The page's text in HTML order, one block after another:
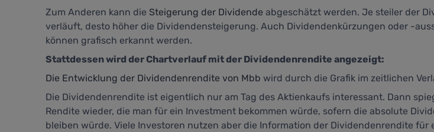
Zum Anderen kann die Steigerung der Dividende abgeschätzt werden. Je steiler der
verläuft, desto höher die Dividendensteigerung. Auch Dividendenkürzungen oder -
können grafisch erkannt werden.
Stattdessen wird der Chartverlauf mit der Dividendenrendite angezeigt:
Die Entwicklung der Dividendenrendite von Mbb wird durch die Grafik im zeitlichen
Die Dividendenrendite ist eigentlich nur am Tag des Aktienkaufs interessant. Dann
Rendite wieder, die man für ein Investment bekommen würde, sofern die absolute
bleiben würde. Viele Investoren nutzen aber die Information der Dividendenrendite für